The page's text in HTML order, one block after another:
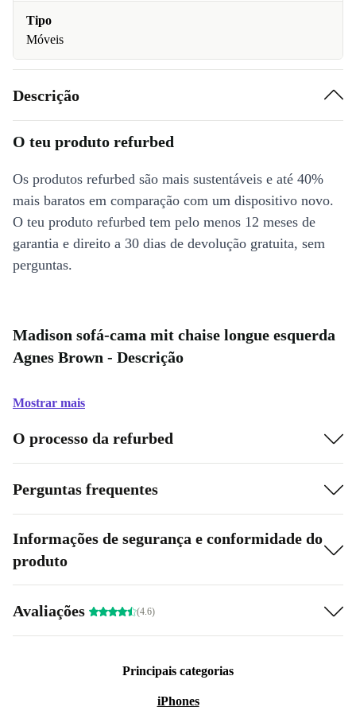
Tipo
Móveis
Descrição
O teu produto refurbed
Os produtos refurbed são mais sustentáveis e até 40%
mais baratos em comparação com um dispositivo novo.
O teu produto refurbed tem pelo menos 12 meses de
garantia e direito a 30 dias de devolução gratuita, sem
perguntas.
Madison sofá-cama mit chaise longue esquerda
Agnes Brown - Descrição
Mostrar mais
O processo da refurbed
Perguntas frequentes
Informações de segurança e conformidade do
produto
Avaliações (4.6)
Principais categorias
iPhones